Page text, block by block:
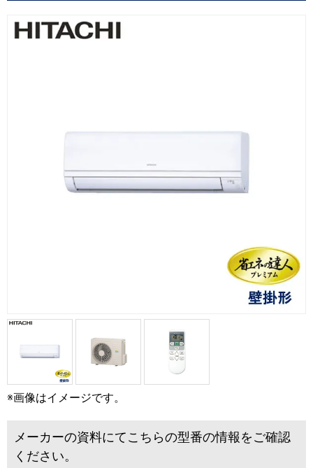
※画像はイメージです。
メーカーの資料にてこちらの型番の情報をご確認
ください。